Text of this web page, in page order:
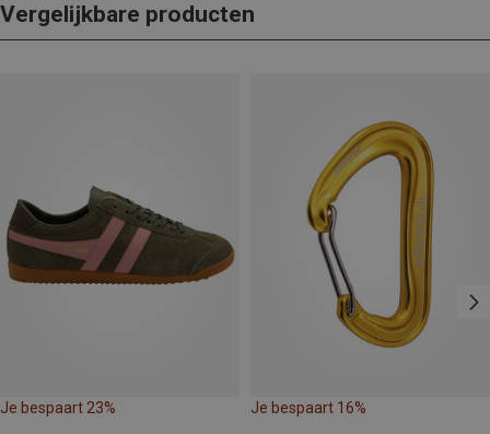
Vergelijkbare producten
Je bespaart 23% Je bespaart 16%